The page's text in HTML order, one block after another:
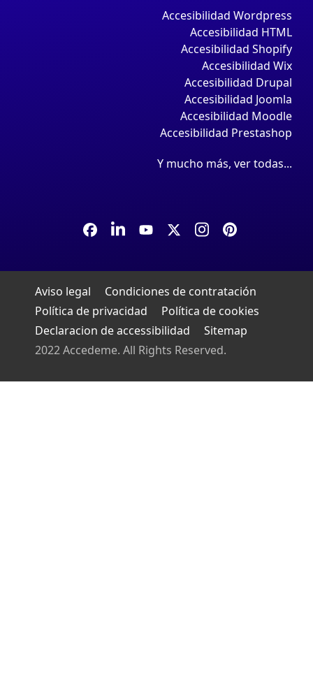
Accesibilidad Wordpress
Accesibilidad HTML
Accesibilidad Shopify
Accesibilidad Wix
Accesibilidad Drupal
Accesibilidad Joomla
Accesibilidad Moodle
Accesibilidad Prestashop
Y mucho más, ver todas...
Aviso legal
Condiciones de contratación
Política de privacidad
Política de cookies
Declaracion de accessibilidad
Sitemap
2022 Accedeme. All Rights Reserved.